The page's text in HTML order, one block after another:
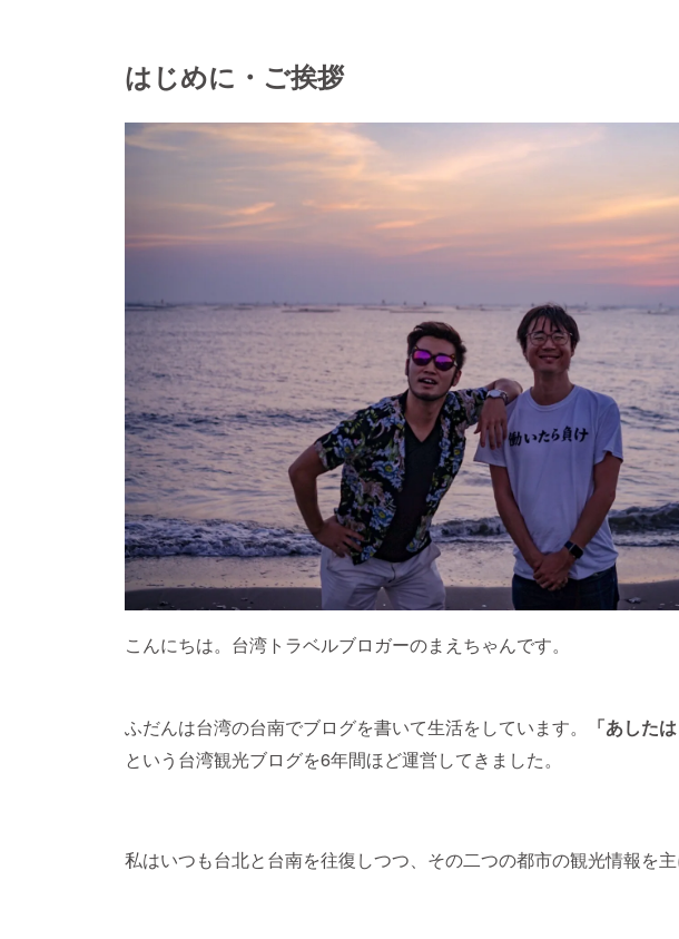
はじめに・ご挨拶
こんにちは。台湾トラベルブロガーのまえちゃんです。
ふだんは台湾の台南でブログを書いて生活をしています。
「あした
という台湾観光ブログを6年間ほど運営してきました。
私はいつも台北と台南を往復しつつ、その二つの都市の観光情報を主